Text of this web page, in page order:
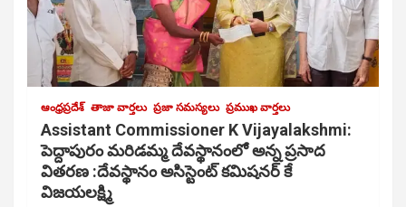
ఆంధ్రప్రదేశ్ తాజా వార్తలు ప్రజా సమస్యలు ప్రముఖ వార్తలు
Assistant Commissioner K Vijayalakshmi:
పెద్దాపురం మరిడమ్మ దేవస్థానంలో అన్న ప్రసాద
వితరణ :దేవస్థానం అసిస్టెంట్ కమిషనర్ కే
విజయలక్ష్మి